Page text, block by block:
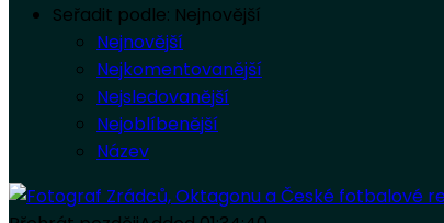
Seřadit podle: Nejnovější
Nejnovější
Nejkomentovanější
Nejsledovanější
Nejoblíbenější
Název